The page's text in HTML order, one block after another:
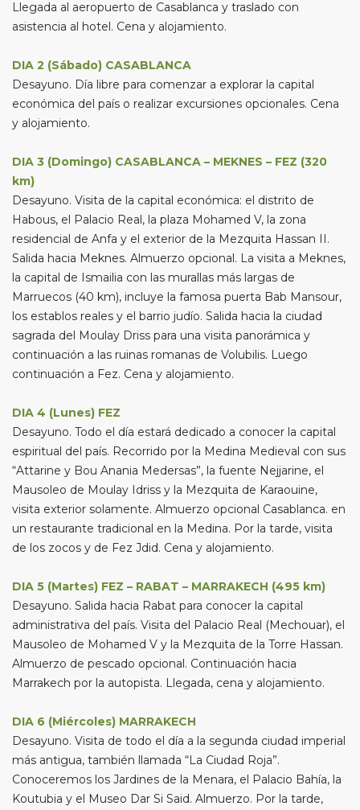
Llegada al aeropuerto de Casablanca y traslado con
asistencia al hotel. Cena y alojamiento.
DIA 2 (Sábado) CASABLANCA
Desayuno. Día libre para comenzar a explorar la capital
económica del país o realizar excursiones opcionales. Cena
y alojamiento.
DIA 3 (Domingo) CASABLANCA – MEKNES – FEZ (320
km)
Desayuno. Visita de la capital económica: el distrito de
Habous, el Palacio Real, la plaza Mohamed V, la zona
residencial de Anfa y el exterior de la Mezquita Hassan II.
Salida hacia Meknes. Almuerzo opcional. La visita a Meknes,
la capital de Ismailia con las murallas más largas de
Marruecos (40 km), incluye la famosa puerta Bab Mansour,
los establos reales y el barrio judío. Salida hacia la ciudad
sagrada del Moulay Driss para una visita panorámica y
continuación a las ruinas romanas de Volubilis. Luego
continuación a Fez. Cena y alojamiento.
DIA 4 (Lunes) FEZ
Desayuno. Todo el día estará dedicado a conocer la capital
espiritual del país. Recorrido por la Medina Medieval con sus
“Attarine y Bou Anania Medersas”, la fuente Nejjarine, el
Mausoleo de Moulay Idriss y la Mezquita de Karaouine,
visita exterior solamente. Almuerzo opcional Casablanca. en
un restaurante tradicional en la Medina. Por la tarde, visita
de los zocos y de Fez Jdid. Cena y alojamiento.
DIA 5 (Martes) FEZ – RABAT – MARRAKECH (495 km)
Desayuno. Salida hacia Rabat para conocer la capital
administrativa del país. Visita del Palacio Real (Mechouar), el
Mausoleo de Mohamed V y la Mezquita de la Torre Hassan.
Almuerzo de pescado opcional. Continuación hacia
Marrakech por la autopista. Llegada, cena y alojamiento.
DIA 6 (Miércoles) MARRAKECH
Desayuno. Visita de todo el día a la segunda ciudad imperial
más antigua, también llamada “La Ciudad Roja”.
Conoceremos los Jardines de la Menara, el Palacio Bahía, la
Koutubia y el Museo Dar Si Said. Almuerzo. Por la tarde,